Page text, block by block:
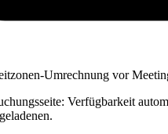
Umrechnung vor
Verfügbarkeit